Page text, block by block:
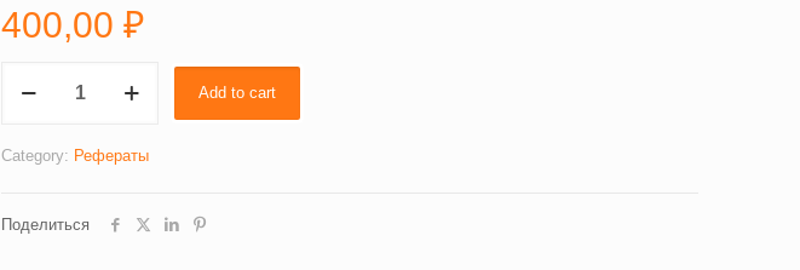
400,00 ₽
динамики
quantity
Add to cart
Category: Рефераты
Поделиться